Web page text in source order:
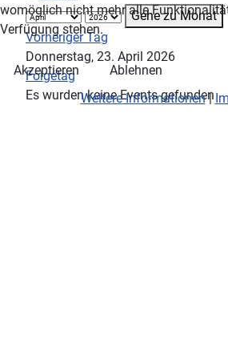
Gehe zu Monat
Vorheriger Tag
Donnerstag, 23. April 2026
Folgetag
Es wurden keine Events gefunden
womöglich nicht mehr alle
Verfügung stehen.
Akzeptieren
Ablehnen
Weitere Informationen|